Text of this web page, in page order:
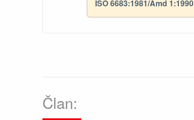
ISO 6683:1981/Amd 1:1990
Član: